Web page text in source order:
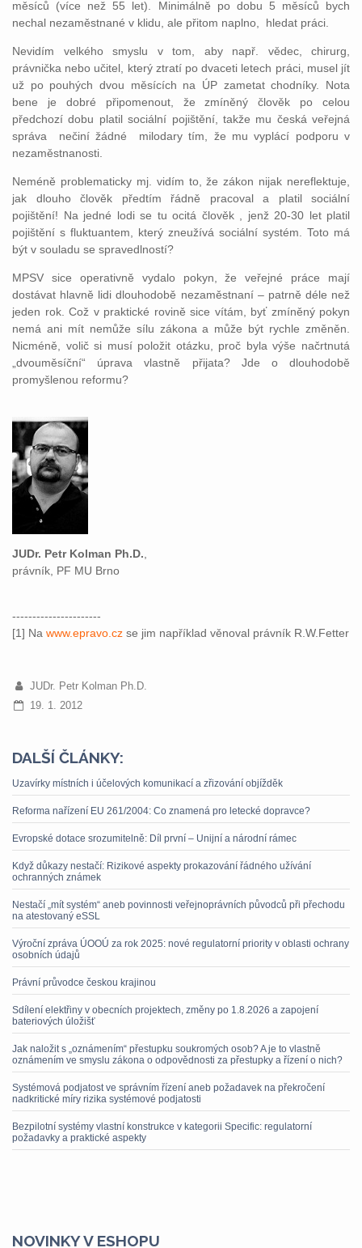
měsíců (více než 55 let). Minimálně po dobu 5 měsíců bych
nechal nezaměstnané v klidu, ale přitom naplno, hledat práci.
Nevidím velkého smyslu v tom, aby např. vědec, chirurg,
právnička nebo učitel, který ztratí po dvaceti letech práci, musel jít
už po pouhých dvou měsících na ÚP zametat chodníky. Nota
bene je dobré připomenout, že zmíněný člověk po celou
předchozí dobu platil sociální pojištění, takže mu česká veřejná
správa nečiní žádné milodary tím, že mu vyplácí podporu v
nezaměstnanosti.
Neméně problematicky mj. vidím to, že zákon nijak nereflektuje,
jak dlouho člověk předtím řádně pracoval a platil sociální
pojištění! Na jedné lodi se tu ocitá člověk , jenž 20-30 let platil
pojištění s fluktuantem, který zneužívá sociální systém. Toto má
být v souladu se spravedlností?
MPSV sice operativně vydalo pokyn, že veřejné práce mají
dostávat hlavně lidi dlouhodobě nezaměstnaní – patrně déle než
jeden rok. Což v praktické rovině sice vítám, byť zmíněný pokyn
nemá ani mít nemůže sílu zákona a může být rychle změněn.
Nicméně, volič si musí položit otázku, proč byla výše načrtnutá
„dvouměsíční“ úprava vlastně přijata? Jde o dlouhodobě
promyšlenou reformu?
JUDr. Petr Kolman Ph.D.
právník, PF MU Brno
----------------------
[1] Na www.epravo.cz se jim například věnoval právník R.W.Fetter
JUDr. Petr Kolman Ph.D.
19. 1. 2012
DALŠÍ ČLÁNKY:
Uzavírky místních i účelových komunikací a zřizování objížděk
Reforma nařízení EU 261/2004: Co znamená pro letecké dopravce?
Evropské dotace srozumitelně: Díl první – Unijní a národní rámec
Když důkazy nestačí: Rizikové aspekty prokazování řádného užívání
ochranných známek
Nestačí „mít systém“ aneb povinnosti veřejnoprávních původců při přechodu
na atestovaný eSSL
Výroční zpráva ÚOOÚ za rok 2025: nové regulatorní priority v oblasti ochrany
osobních údajů
Právní průvodce českou krajinou
Sdílení elektřiny v obecních projektech, změny po 1.8.2026 a zapojení
bateriových úložišť
Jak naložit s „oznámením“ přestupku soukromých osob? A je to vlastně
oznámením ve smyslu zákona o odpovědnosti za přestupky a řízení o nich?
Systémová podjatost ve správním řízení aneb požadavek na překročení
nadkritické míry rizika systémové podjatosti
Bezpilotní systémy vlastní konstrukce v kategorii Specific: regulatorní
požadavky a praktické aspekty
NOVINKY V ESHOPU